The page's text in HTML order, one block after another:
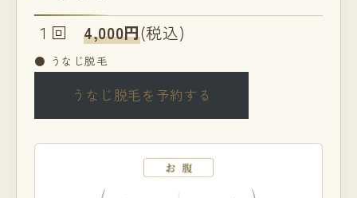
１回4,000円(税込)
● うなじ脱毛
うなじ脱毛を予約する